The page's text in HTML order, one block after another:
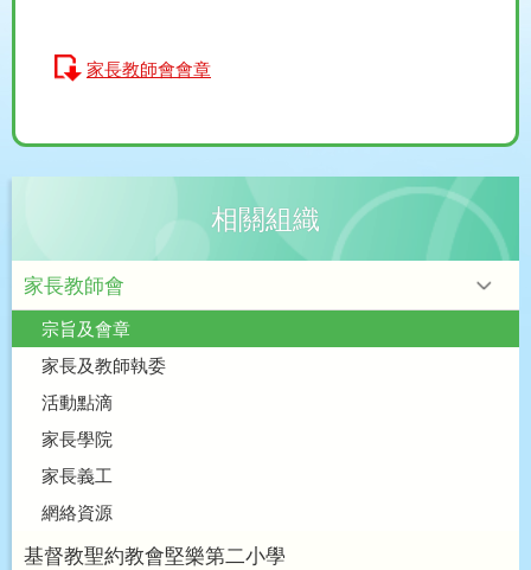
家長教師會會章
相關組織
家長教師會
宗旨及會章
家長及教師執委
活動點滴
家長學院
家長義工
網絡資源
基督教聖約教會堅樂第二小學